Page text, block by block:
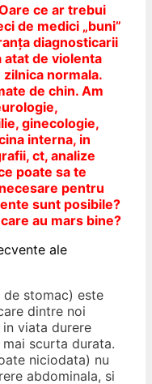
ce ar trebui
de medici „buni”
diagnosticarii
atat de violenta
normala.
de chin. Am
ginecologie,
interna, in
ct, analize
poate sa te
pentru
sunt posibile?
au mars bine?
ale
de stomac) este
dintre noi
viata durere
scurta durata.
niciodata) nu
abdominala, si